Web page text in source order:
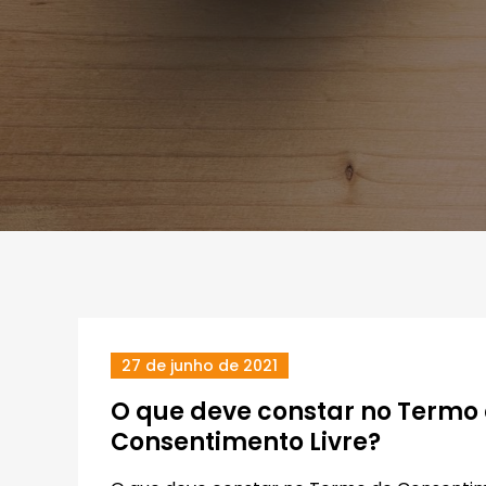
27 de junho de 2021
O que deve constar no Termo
Consentimento Livre?